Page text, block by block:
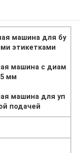
машина для бу
этикетками
машина с диам
мм
машина для уп
подачей